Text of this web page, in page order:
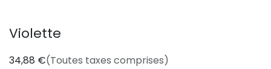
Violette
34,88 €(Toutes taxes comprises)